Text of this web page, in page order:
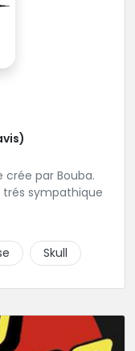
par Bouba.
sympathique
Skull